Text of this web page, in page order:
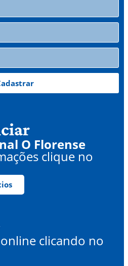
O Florense
clique no
clicando no